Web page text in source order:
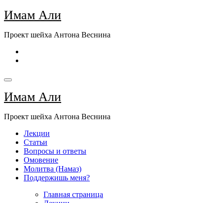
Перейти
к
Имам Али
Проект шейха Антона Веснина
Имам Али
Проект шейха Антона Веснина
Лекции
Статьи
Вопросы и ответы
Омовение
Молитва (Намаз)
Поддержишь меня?
Главная страница